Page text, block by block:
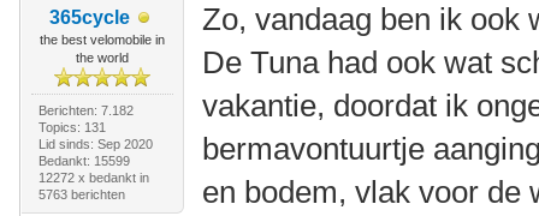
365cycle
the best velomobile in
the world
Berichten: 7.182
Topics: 131
Lid sinds: Sep 2020
Bedankt: 15599
12272 x bedankt in
5763 berichten
Zo, vandaag ben ik ook
De Tuna had ook wat
vakantie, doordat ik
bermavontuurtje
en bodem, vlak voor de